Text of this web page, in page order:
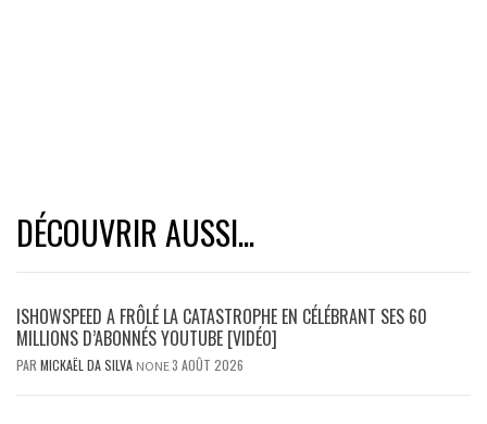
DÉCOUVRIR AUSSI...
ISHOWSPEED A FRÔLÉ LA CATASTROPHE EN CÉLÉBRANT SES 60
MILLIONS D’ABONNÉS YOUTUBE [VIDÉO]
PAR MICKAËL DA SILVA NONE3 AOÛT 2026